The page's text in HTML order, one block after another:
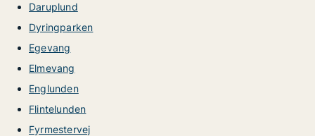
Daruplund
Dyringparken
Egevang
Elmevang
Englunden
Flintelunden
Fyrmestervej